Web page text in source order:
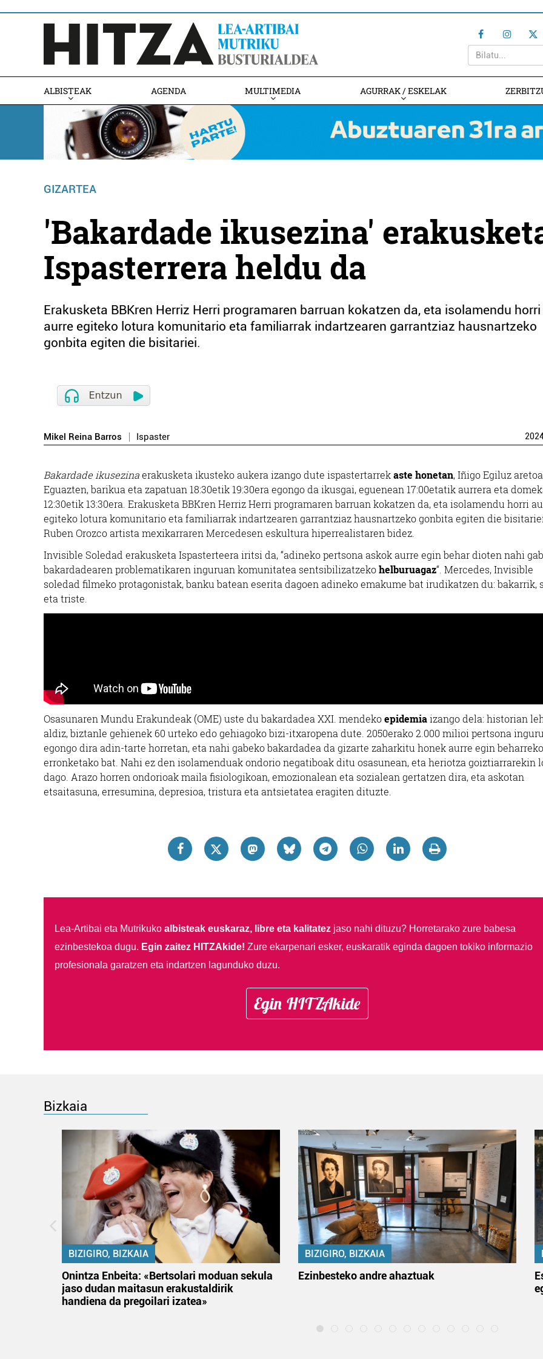
ALBISTEAK AGENDA MULTIMEDIA AGURRAK / ESKELAK
GIZARTEA
'Bakardade ikusezina'
Ispasterrera heldu da
Erakusketa BBKren Herriz Herri programaren barruan kokatzen da, eta isolamendu horri
aurre egiteko lotura komunitario eta familiarrak indartzearen garrantziaz hausnartzeko
gonbita egiten die bisitariei.
Mikel Reina Barros Ispaster
Bakardade ikusezinaerakusketa ikusteko aukera izango dute ispastertarrekaste honetan, Iñigo Egiluz
Eguazten, barikua eta zapatuan 18:30etik 19:30era egongo da ikusgai, eguenean 17:00etatik aurrera eta
12:30etik 13:30era. Erakusketa BBKren Herriz Herri programaren barruan kokatzen da, eta isolamendu horri
egiteko lotura komunitario eta familiarrak indartzearen garrantziaz hausnartzeko gonbita egiten die
Ruben Orozco artista mexikarraren Mercedesen eskultura hiperrealistaren bidez.
Invisible Soledad erakusketa Ispasterteera iritsi da, “adineko pertsona askok aurre egin behar dioten nahi
bakardadearen problematikaren inguruan komunitatea sentsibilizatzekohelburuagaz“. Mercedes, Invisible
soledad filmeko protagonistak, banku batean eserita dagoen adineko emakume bat irudikatzen du: bakarrik,
eta triste.
Osasunaren Mundu Erakundeak (OME) uste du bakardadea XXI. mendekoepidemiaizango dela: historian
aldiz, biztanle gehienek 60 urteko edo gehiagoko bizi-itxaropena dute. 2050erako 2.000 milioi pertsona inguru
egongo dira adin-tarte horretan, eta nahi gabeko bakardadea da gizarte zaharkitu honek aurre egin beharreko
erronketako bat. Nahi ez den isolamenduak ondorio negatiboak ditu osasunean, eta heriotza goiztiarrarekin
dago. Arazo horren ondorioak maila fisiologikoan, emozionalean eta sozialean gertatzen dira, eta askotan
etsaitasuna, erresumina, depresioa, tristura eta antsietatea eragiten dituzte.
Lea-Artibai eta Mutrikuko albisteak euskaraz, libre eta kalitatezjaso nahi dituzu? Horretarako zure babesa
ezinbestekoa dugu. Egin zaitez HITZAkide! Zure ekarpenari esker, euskaratik eginda dagoen tokiko informazio
profesionala garatzen eta indartzen lagunduko duzu.
Egin HITZAkide
Bizkaia
BIZIGIRO, BIZKAIA
Onintza Enbeita: «Bertsolari moduan sekula
jaso dudan maitasun erakustaldirik
handiena da pregoilari izatea»
BIZIGIRO, BIZKAIA
Ezinbesteko andre ahaztuak